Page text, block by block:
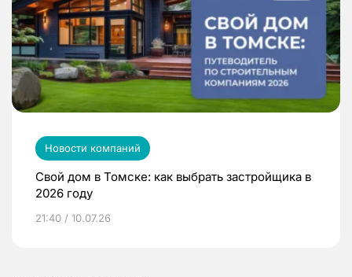
Новости компаний
Свой дом в Томске: как выбрать застройщика в
2026 году
21:40 / 10.07.26